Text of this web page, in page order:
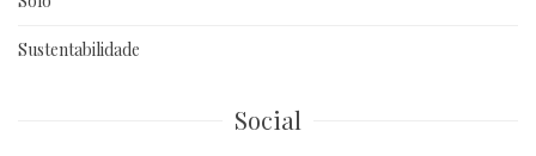
Sustentabilidade
Social